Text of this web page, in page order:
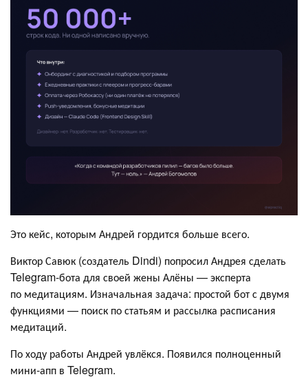
Это кейс, которым Андрей гордится больше всего.
Виктор Савюк (создатель Dindi) попросил Андрея сделать
Telegram-бота для своей жены Алёны — эксперта
по медитациям. Изначальная задача: простой бот с двумя
функциями — поиск по статьям и рассылка расписания
медитаций.
По ходу работы Андрей увлёкся. Появился полноценный
мини-апп в Telegram.